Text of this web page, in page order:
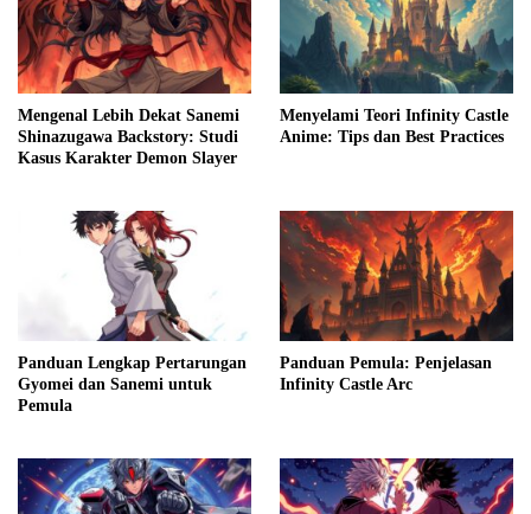
Mengenal Lebih Dekat Sanemi
Shinazugawa Backstory: Studi
Kasus Karakter Demon Slayer
Menyelami Teori Infinity Castle
Anime: Tips dan Best Practices
Panduan Lengkap Pertarungan
Gyomei dan Sanemi untuk
Pemula
Panduan Pemula: Penjelasan
Infinity Castle Arc